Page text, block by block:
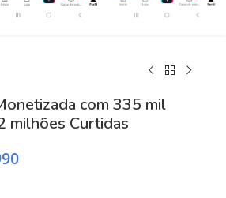
com 335 mil
milhões Curtidas